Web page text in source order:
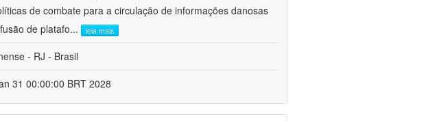
de combate para a circulação de informações danosas
de platafo... leia mais
- RJ - Brasil
31 00:00:00 BRT 2028